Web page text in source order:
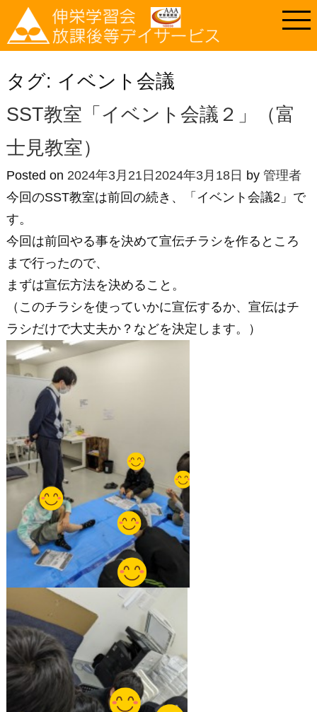
タグ: イベント会議
SST教室「イベント会議２」（富
士見教室）
Posted on 2024年3月21日 2024年3月18日 by 管理者
今回のSST教室は前回の続き、「イベント会議2」で
す。
今回は前回やる事を決めて宣伝チラシを作るところ
まで行ったので、
まずは宣伝方法を決めること。
（このチラシを使っていかに宣伝するか、宣伝はチ
ラシだけで大丈夫か？などを決定します。）